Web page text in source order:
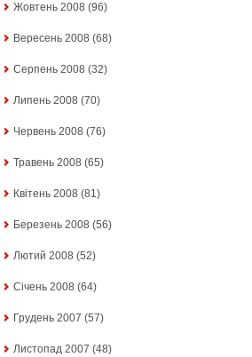
Жовтень 2008 (96)
Вересень 2008 (68)
Серпень 2008 (32)
Липень 2008 (70)
Червень 2008 (76)
Травень 2008 (65)
Квітень 2008 (81)
Березень 2008 (56)
Лютий 2008 (52)
Січень 2008 (64)
Грудень 2007 (57)
Листопад 2007 (48)